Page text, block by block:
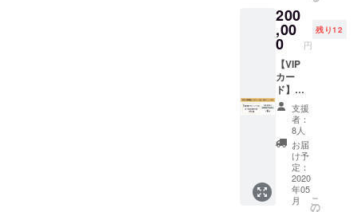
※2020
年6月15
日より
送を開
始させ
て頂き
ます。
くは店
舗での
受け取
りの選
択が可
能です
ので、
支援時
にプル
ダウン
でお選
びくだ
さい。
店舗で
の受け
取り
させて
頂き、
その他
ご要望
は担当
者まで
ご相談
くださ
い。
ベント
に入場
できる
権利+各
ご来店
時同行
者+３名
様まで
ご案内
いたし
ます。
＊初回
来店時
にシャ
ンパ
ン“Moë
200
,00
0 円
残り12
【VIP
カー
ド】
【１年
間フ
リーパ
ス】 今
後１年
間、ご
来場時
にVIP
カード
支援
者：
8人
お届
け予
定：
2020
年05
月
こ
の